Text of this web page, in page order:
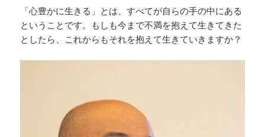
「心豊かに生きる」とは、すべてが自らの手の中にある
ということです。もしも今まで不満を抱えて生きてきた
としたら、これからもそれを抱えて生きていきますか？